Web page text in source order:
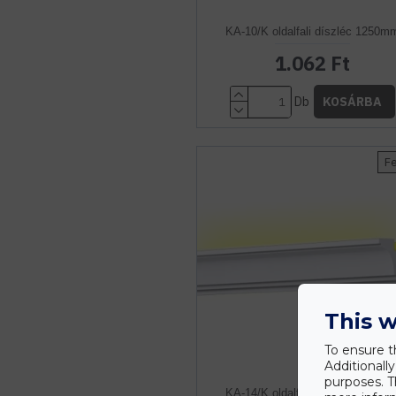
KA-10/K oldalfali díszléc
1.062 Ft
Db KOSÁRBA
KA-14/K oldalfali díszléc
This
To ensure
purposes.